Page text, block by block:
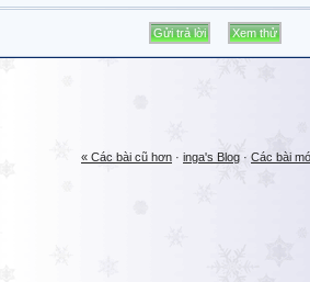
« Các bài cũ hơn · inga's Blog · Các bài